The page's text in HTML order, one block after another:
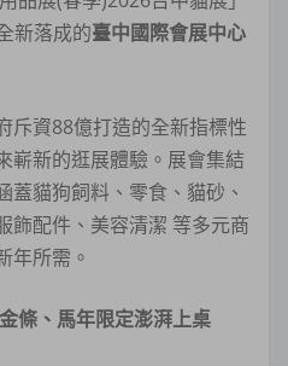
新落成的臺中國際會展中心
斥資88億打造的全新指標性
嶄新的逛展體驗。展會集結
貓狗飼料、零食、貓砂、
飾配件、美容清潔 等多元商
年所需。
條、馬年限定澎湃上桌